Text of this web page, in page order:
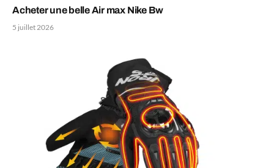
Acheter une belle Air max Nike Bw
5 juillet 2026